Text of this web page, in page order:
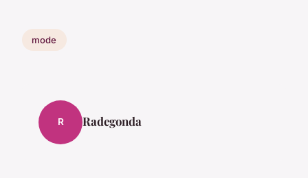
mode
R Radegonda